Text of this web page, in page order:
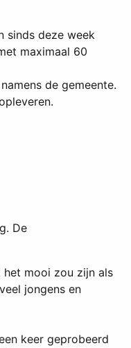
sinds deze week
maximaal 60
de gemeente.
De
mooi zou zijn als
jongens en
keer geprobeerd